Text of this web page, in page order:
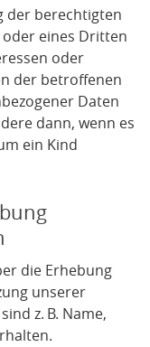
der berechtigten
eines Dritten
oder
der betroffenen
Daten
dann, wenn es
ein Kind
die Erhebung
unserer
z. B. Name,